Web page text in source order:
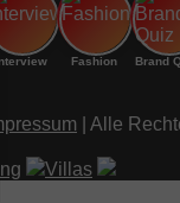
Fashion Brand
| Alle
Villas